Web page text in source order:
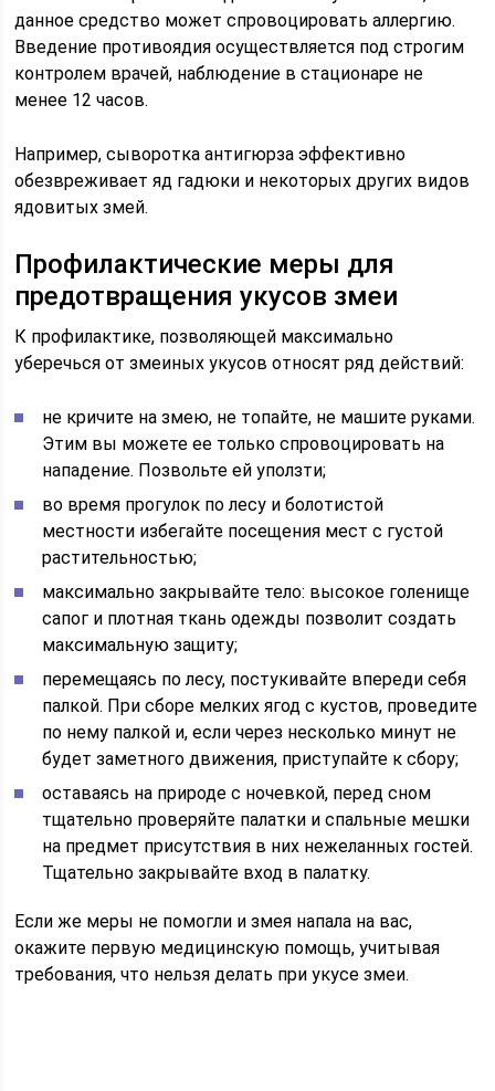
данное средство может спровоцировать аллергию.
Введение противоядия осуществляется под строгим
контролем врачей, наблюдение в стационаре не
менее 12 часов.
Например, сыворотка антигюрза эффективно
обезвреживает яд гадюки и некоторых других видов
ядовитых змей.
Профилактические меры для
предотвращения укусов змеи
К профилактике, позволяющей максимально
уберечься от змеиных укусов относят ряд действий:
не кричите на змею, не топайте, не машите руками.
Этим вы можете ее только спровоцировать на
нападение. Позвольте ей уползти;
во время прогулок по лесу и болотистой
местности избегайте посещения мест с густой
растительностью;
максимально закрывайте тело: высокое голенище
сапог и плотная ткань одежды позволит создать
максимальную защиту;
перемещаясь по лесу, постукивайте впереди себя
палкой. При сборе мелких ягод с кустов, проведите
по нему палкой и, если через несколько минут не
будет заметного движения, приступайте к сбору;
оставаясь на природе с ночевкой, перед сном
тщательно проверяйте палатки и спальные мешки
на предмет присутствия в них нежеланных гостей.
Тщательно закрывайте вход в палатку.
Если же меры не помогли и змея напала на вас,
окажите первую медицинскую помощь, учитывая
требования, что нельзя делать при укусе змеи.